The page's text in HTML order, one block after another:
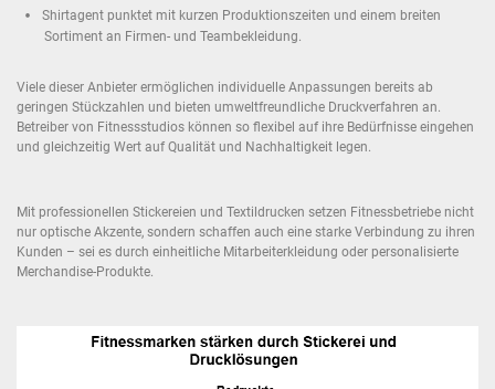
Shirtagent punktet mit kurzen Produktionszeiten und einem breiten
Sortiment an Firmen- und Teambekleidung.
Viele dieser Anbieter ermöglichen individuelle Anpassungen bereits ab
geringen Stückzahlen und bieten umweltfreundliche Druckverfahren an.
Betreiber von Fitnessstudios können so flexibel auf ihre Bedürfnisse eingehen
und gleichzeitig Wert auf Qualität und Nachhaltigkeit legen.
Mit professionellen Stickereien und Textildrucken setzen Fitnessbetriebe nicht
nur optische Akzente, sondern schaffen auch eine starke Verbindung zu ihren
Kunden – sei es durch einheitliche Mitarbeiterkleidung oder personalisierte
Merchandise-Produkte.